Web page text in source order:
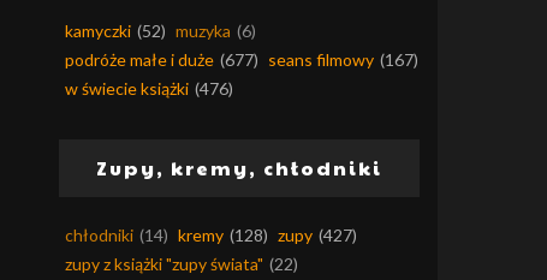
kamyczki (52) muzyka (6)
podróże małe i duże (677) seans filmowy (167)
w świecie książki (476)
Zupy, kremy, chłodniki
chłodniki (14) kremy (128) zupy (427)
zupy z książki "zupy świata" (22)